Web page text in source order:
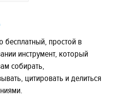
бесплатный, простой в
инструмент, который
собирать,
цитировать и делиться